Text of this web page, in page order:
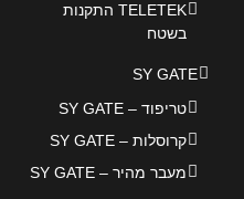
TELETEK התקנות
בשטח
SY GATE
טריפוד – SY GATE
קרוסלות – SY GATE
מעבר מהיר – SY GATE